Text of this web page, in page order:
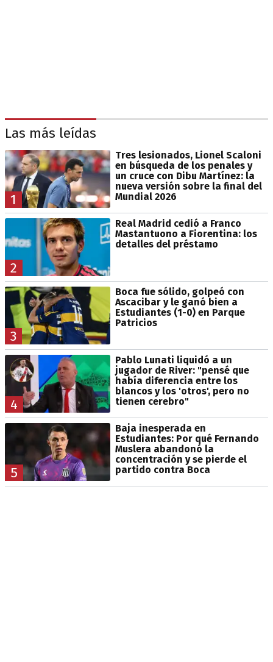
Las más leídas
1
Tres lesionados, Lionel Scaloni
en búsqueda de los penales y
un cruce con Dibu Martínez: la
nueva versión sobre la final del
Mundial 2026
2
Real Madrid cedió a Franco
Mastantuono a Fiorentina: los
detalles del préstamo
3
Boca fue sólido, golpeó con
Ascacibar y le ganó bien a
Estudiantes (1-0) en Parque
Patricios
4
Pablo Lunati liquidó a un
jugador de River: "pensé que
había diferencia entre los
blancos y los 'otros', pero no
tienen cerebro"
5
Baja inesperada en
Estudiantes: Por qué Fernando
Muslera abandonó la
concentración y se pierde el
partido contra Boca